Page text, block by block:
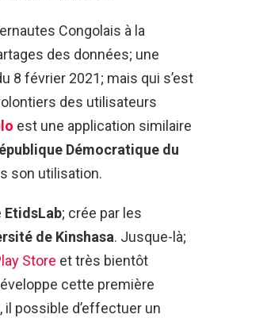
Congolais à la
des données; une
8 février 2021; mais qui s’est
des utilisateurs
est une application similaire
Démocratique du
son utilisation.
EtidsLab; crée par les
de Kinshasa. Jusque-là;
Store et très bientôt
cette première
il possible d’effectuer un